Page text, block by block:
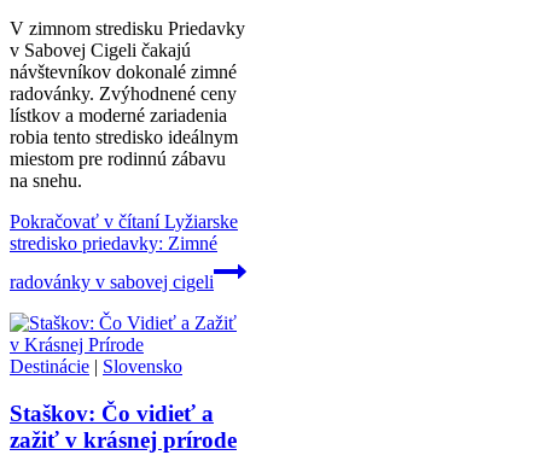
V zimnom stredisku Priedavky
v Sabovej Cigeli čakajú
návštevníkov dokonalé zimné
radovánky. Zvýhodnené ceny
lístkov a moderné zariadenia
robia tento stredisko ideálnym
miestom pre rodinnú zábavu
na snehu.
Pokračovať v čítaníLyžiarske
stredisko priedavky: Zimné
radovánky v sabovej cigeli
Destinácie | Slovensko
Staškov: Čo vidieť a
zažiť v krásnej prírode